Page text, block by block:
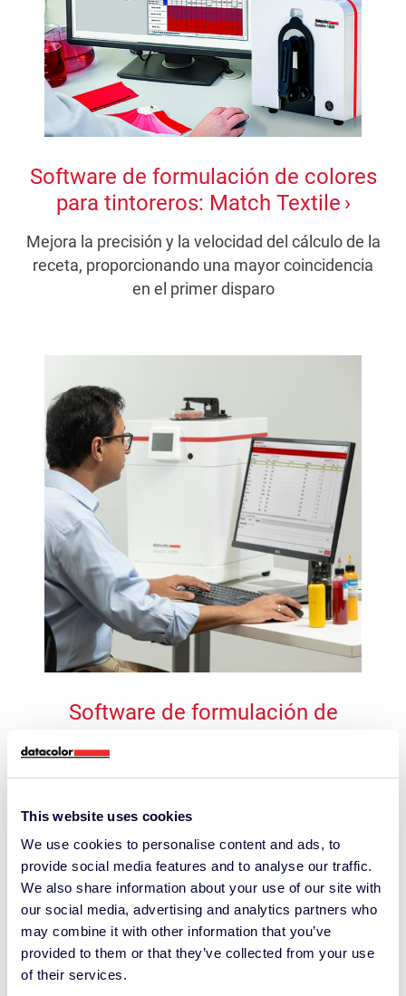
This website uses cookies
We use cookies to personalise content and ads, to
provide social media features and to analyse our traffic.
We also share information about your use of our site with
our social media, advertising and analytics partners who
may combine it with other information that you’ve
provided to them or that they’ve collected from your use
of their services.
Software de formulación de colores
para tintoreros: Match Textile
Mejora la precisión y la velocidad del cálculo de la
receta, proporcionando una mayor coincidencia
en el primer disparo
Software de formulación de
Amplía la precisión del desarrollo del color,